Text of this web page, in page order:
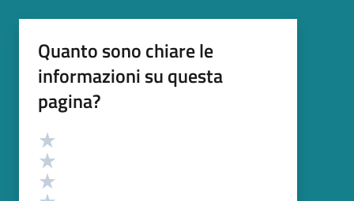
Quanto sono chiare le
informazioni su questa
pagina?
Valutazione